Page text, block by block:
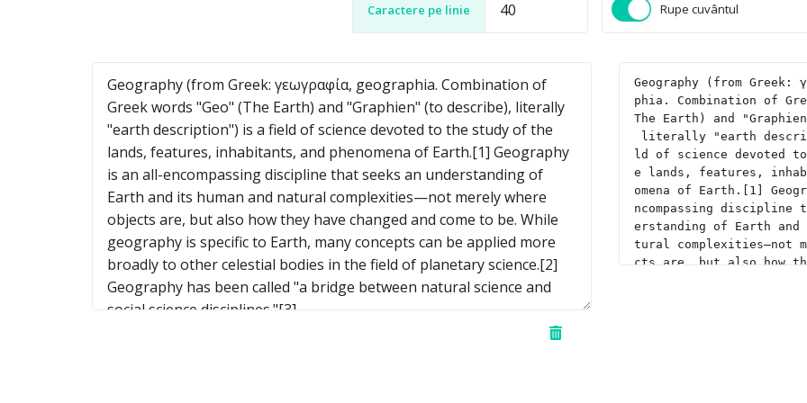
Caractere pe linie Rupe cuvântul